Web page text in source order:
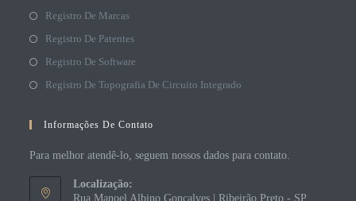
Registro De Marcas
Registro De Patentes
Registro De Software
Registro De Topografia De Circuito Integrado
Informações De Contato
Para melhor atendê-lo, seguem nossos dados para contato.
Localização:
Rua Manoel Albino Gonçalves | Ribeirão Preto - SP